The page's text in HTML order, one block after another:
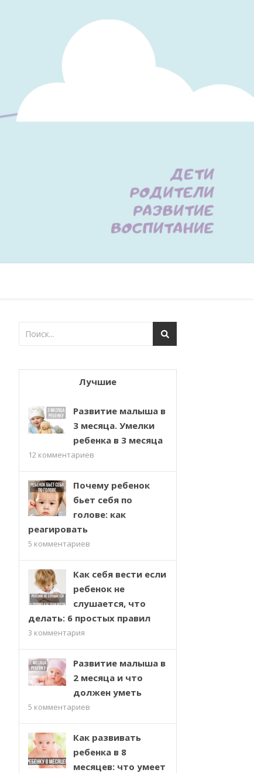
Лучшие
Развитие малыша в
3 месяца. Умелки
ребенка в 3 месяца
12 комментариев
Почему ребенок
бьет себя по
голове: как
реагировать
5 комментариев
Как себя вести если
ребенок не
слушается, что
делать: 6 простых правил
3 комментария
Развитие малыша в
2 месяца и что
должен уметь
5 комментариев
Как развивать
ребенка в 8
месяцев: что умеет